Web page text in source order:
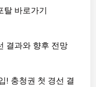
탈 바로가기
결과와 향후 전망
! 충청권 첫 경선 결